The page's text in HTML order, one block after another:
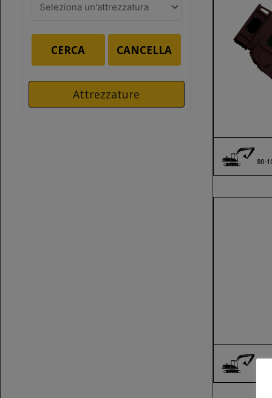
CERCA CANCELLA
Attrezzature
80-